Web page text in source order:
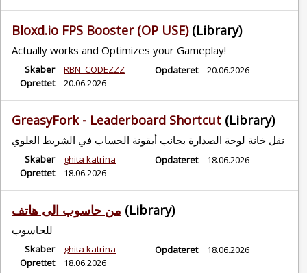
Bloxd.io FPS Booster (OP USE) (Library)
Actually works and Optimizes your Gameplay!
Skaber
RBN_CODEZZZ
Oprettet
20.06.2026
Opdateret 20.06.2026
GreasyFork - Leaderboard Shortcut (Library)
نقل خانة لوحة الصدارة بجانب أيقونة الحساب في الشريط العلوي
Skaber
ghita katrina
Oprettet
18.06.2026
Opdateret 18.06.2026
من حاسوب الى هاتف (Library)
للحاسوب
Skaber
ghita katrina
Oprettet
18.06.2026
Opdateret 18.06.2026